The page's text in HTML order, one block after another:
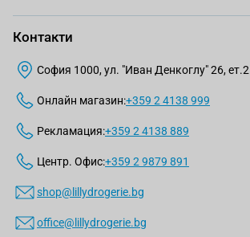
Контакти
София 1000, ул. "Иван Денкоглу" 26, ет.2
Онлайн магазин:+359 2 4138 999
Рекламация:+359 2 4138 889
Центр. Офис:+359 2 9879 891
shop@lillydrogerie.bg
office@lillydrogerie.bg